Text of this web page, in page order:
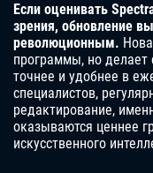
Если оценивать
зрения, обновление
революционным.
программы, но
точнее и удобнее в
специалистов,
редактирование,
оказываются ценнее
искусственного